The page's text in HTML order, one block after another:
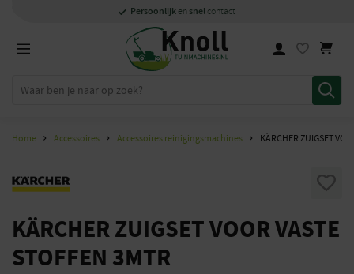
Specialistenmet kennis van zaken
1000m2showroom in Staphorst
Persoonlijk en snel contact
Home Accessoires Accessoires reinigingsmachines KÄRCHER ZUIGSET
KÄRCHER ZUIGSET VOOR VASTE
STOFFEN 3MTR